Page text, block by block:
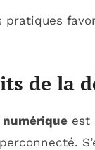
pratiques
de la
est